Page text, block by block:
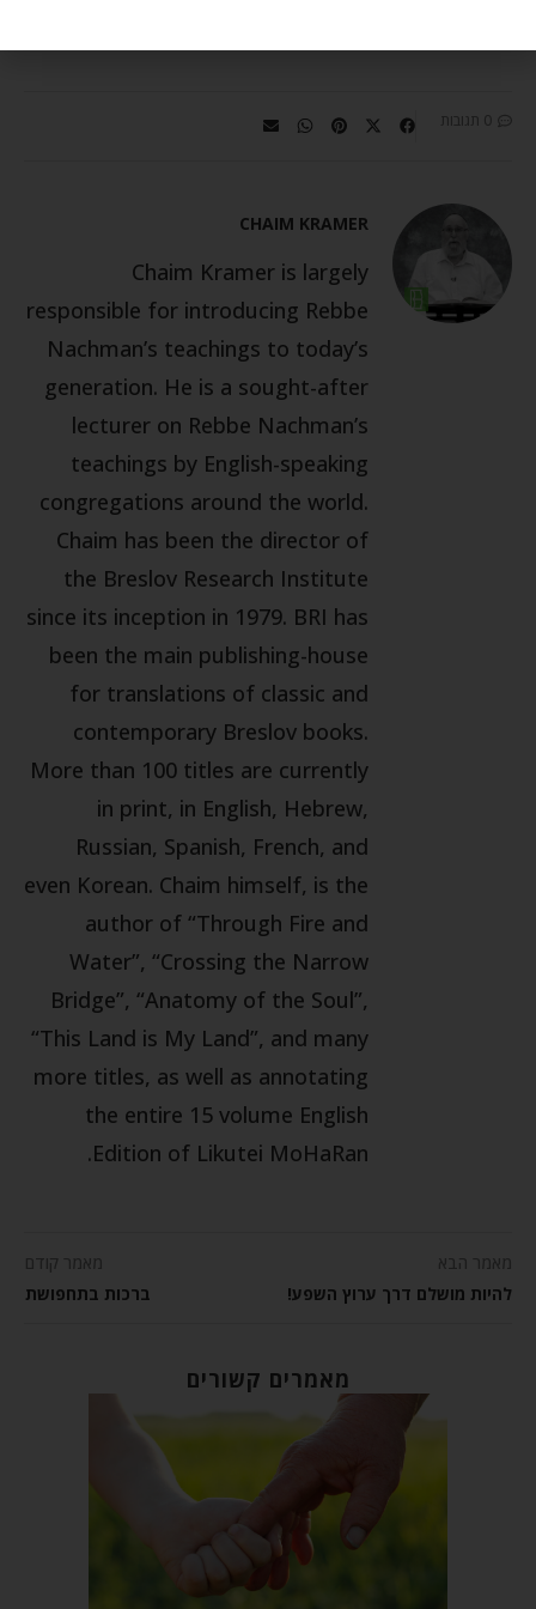
0 תגובות
CHAIM KRAMER
Chaim Kramer is largely
responsible for introducing Rebbe
Nachman’s teachings to today’s
generation. He is a sought-after
lecturer on Rebbe Nachman’s
teachings by English-speaking
congregations around the world.
Chaim has been the director of
the Breslov Research Institute
since its inception in 1979. BRI has
been the main publishing-house
for translations of classic and
contemporary Breslov books.
More than 100 titles are currently
in print, in English, Hebrew,
Russian, Spanish, French, and
even Korean. Chaim himself, is the
author of “Through Fire and
Water”, “Crossing the Narrow
Bridge”, “Anatomy of the Soul”,
“This Land is My Land”, and many
more titles, as well as annotating
the entire 15 volume English
Edition of Likutei MoHaRan.
מאמר הבא
להיות מושלם דרך ערוץ השפע!
מאמר קודם
ברכות בתחפושת
מאמרים קשורים